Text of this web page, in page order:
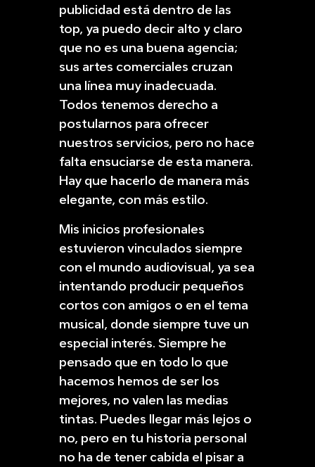
publicidad está dentro de las
top, ya puedo decir alto y claro
que no es una buena agencia;
sus artes comerciales cruzan
una línea muy inadecuada.
Todos tenemos derecho a
postularnos para ofrecer
nuestros servicios, pero no hace
falta ensuciarse de esta manera.
Hay que hacerlo de manera más
elegante, con más estilo.
Mis inicios profesionales
estuvieron vinculados siempre
con el mundo audiovisual, ya sea
intentando producir pequeños
cortos con amigos o en el tema
musical, donde siempre tuve un
especial interés. Siempre he
pensado que en todo lo que
hacemos hemos de ser los
mejores, no valen las medias
tintas. Puedes llegar más lejos o
no, pero en tu historia personal
no ha de tener cabida el pisar a